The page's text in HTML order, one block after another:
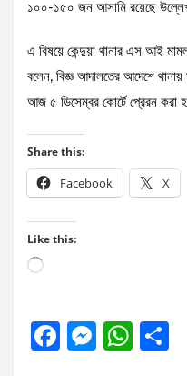
১০০-১৫০ জন আসামি রয়েছে
এ বিষয়ে কেন্দুয়া থানার এস আই
বলেন, বিজ্ঞ আদালতের আদেশে
আজ ৫ ডিসেম্বর কোর্টে প্রেরন করা
Share this:
Facebook X
Like this:
Loading…
F
M W